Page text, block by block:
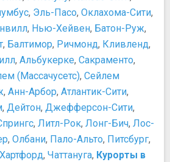
, Эль-Пасо, Оклахома-Сити,
, Нью-Хейвен, Батон-Руж,
, Балтимор, Ричмонд, Кливленд,
, Альбукерке, Сакраменто,
(Массачусетс), Сейлем
, Анн-Арбор, Атлантик-Сити,
, Дейтон, Джефферсон-Сити,
, Литл-Рок, Лонг-Бич, Лос-
, Олбани, Пало-Альто, Питсбург,
Хартфорд, Чаттануга, Курорты в